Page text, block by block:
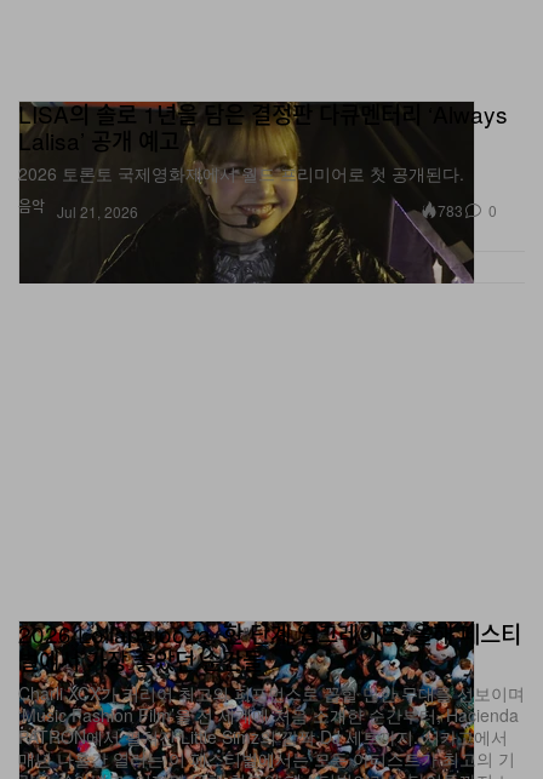
음악
Lalisa’ 공개 예고
2026 토론토 국제영화제에서 월드 프리미어로 첫 공개된다.
Jul 21, 2026 783
벌에서 가장 좋았던 순간들
Charli XCX가 커리어 최고의 퍼포먼스로 꼽힐 만한 무대를 선보이며
‘Music Fashion Film’을 전 세계에 처음 소개한 순간부터, Hacienda
PATRÓN에서 펼쳐진 Little Simz의 깜짝 DJ 세트까지. 시카고에서
매년 나흘간 열리는 이 페스티벌에서는 모든 아티스트가 최고의 기
량을 쏟아냈고, 어쩌면 올해 최고의 페스티벌이라는 타이틀까지 노
릴 만했다.